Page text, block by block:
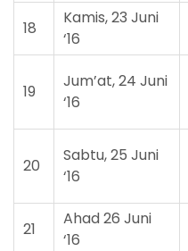
18
Kamis, 23 Juni
‘16
19
Jum’at, 24 Juni
‘16
20
Sabtu, 25 Juni
‘16
21
Ahad 26 Juni
‘16